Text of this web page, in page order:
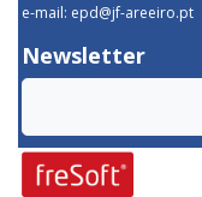
e-mail: epd@jf-areeiro.pt
Newsletter